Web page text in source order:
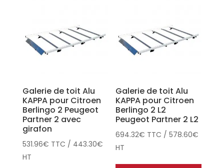
Galerie de toit Alu
KAPPA pour Citroen
Berlingo 2 Peugeot
Partner 2 avec
girafon
531.96€ TTC / 443.30€
HT
Galerie de toit Alu
KAPPA pour Citroen
Berlingo 2 L2
Peugeot Partner 2 L2
694.32€ TTC /578.60€
HT